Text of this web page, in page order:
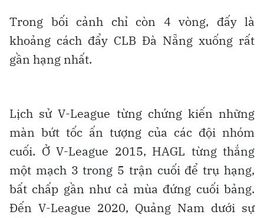
Trong bối cảnh chỉ còn 4 vòng, đấy là
khoảng cách đẩy CLB Đà Nẵng xuống rất
gần hạng nhất.
Lịch sử V-League từng chứng kiến những
màn bứt tốc ấn tượng của các đội nhóm
cuối. Ở V-League 2015, HAGL từng thắng
một mạch 3 trong 5 trận cuối để trụ hạng,
bất chấp gần như cả mùa đứng cuối bảng.
Đến V-League 2020, Quảng Nam dưới sự